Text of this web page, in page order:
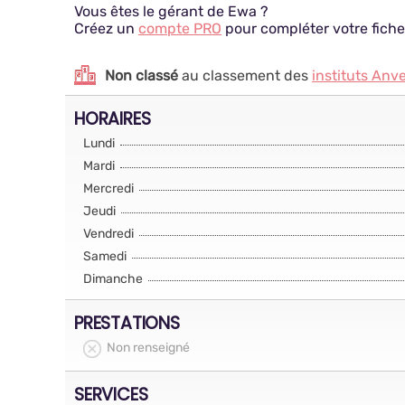
Vous êtes le gérant de Ewa ?
Créez un compte PRO pour compléter votre
Non classé au classement des instituts
HORAIRES
Lundi
Mardi
Mercredi
Jeudi
Vendredi
Samedi
Dimanche
PRESTATIONS
Non renseigné
SERVICES